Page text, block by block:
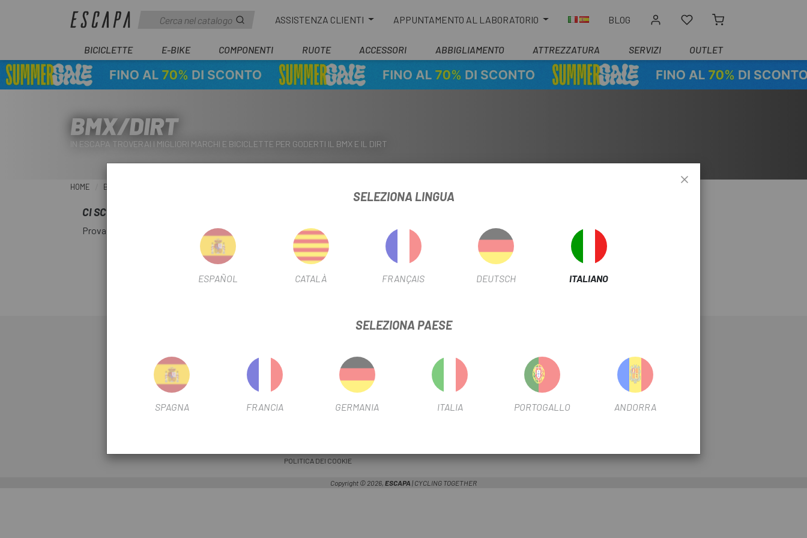
ASSISTENZA CLIENTI APPUNTAMENTO AL LABORATORIO BLOG
BICICLETTE E-BIKE COMPONENTI RUOTE ACCESSORI ABBIGLIAMENTO ATTREZZATURA SERVIZI OUTLET
BMX/DIRT
IN ESCAPA TROVERAI I MIGLIORI MARCHI E BICICLETTE PER GODERTI IL BMX E IL DIRT
HOME BICICLETTE
CI SCUSIAMO PER L'INCONVENIENTE.
Prova a fare nuovamente la ricerca
BICICLETTE
RUOTE
ACCESSORI
CONDIZIONI DI ACQUISTO
PAGAMENTO SICURO
POLITICA DEI COOKIE
APPUNTAMENTO IN OFFICINA
MAPPA DEL SITO
ISCRIVITI ORA E OTTIENI LA MIGLIORE OFFERTA
I NOSTRI NEGOZI
AMICO ESCAPA
LAVORA CON NOI!
Copyright © 2026, ESCAPA | CYCLING TOGETHER
SELEZIONA LINGUA
ESPAÑOL CATALÀ FRANÇAIS DEUTSCH ITALIANO
SELEZIONA PAESE
SPAGNA FRANCIA GERMANIA ITALIA PORTOGALLO ANDORRA